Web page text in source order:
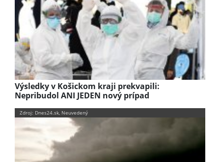
Výsledky v Košickom kraji prekvapili:
Nepribudol ANI JEDEN nový prípad
Zdroj: Dnes24.sk, Neuvedený